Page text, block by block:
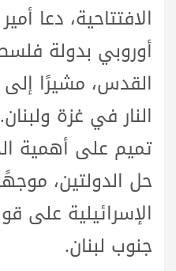
الافتتاحية، دعا
أوروبي بدولة
القدس، مشيرًا
النار في غزة
تميم على أهمية
حل الدولتين،
الإسرائيلية على
جنوب لبنان.